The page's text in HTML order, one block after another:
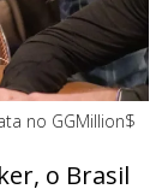
no GGMillion$
o Brasil